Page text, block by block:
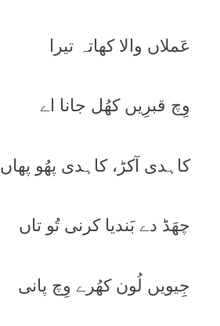
عَملاں والا کھاتہ تیرا
وِچ قبرِیں کھُل جانا اے
کاہدی آکڑ، کاہدی پھُو پھاں
چھَڈ دے بَندیا کرنی تُو تاں
جِیویں لُون کھُرے وِچ پانی